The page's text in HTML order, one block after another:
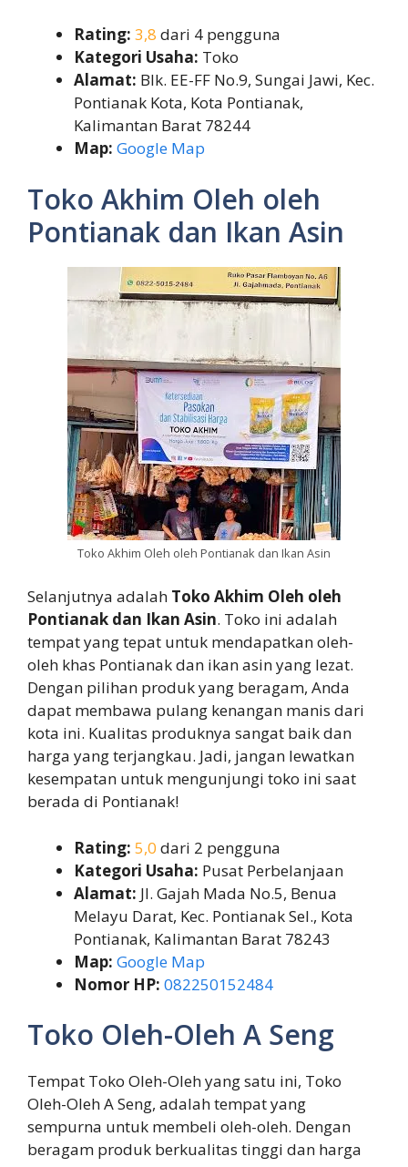
Rating: 3,8 dari 4 pengguna
Kategori Usaha: Toko
Alamat: Blk. EE-FF No.9, Sungai Jawi, Kec.
Pontianak Kota, Kota Pontianak,
Kalimantan Barat 78244
Map: Google Map
Toko Akhim Oleh oleh
Pontianak dan Ikan Asin
Toko Akhim Oleh oleh Pontianak dan Ikan Asin
Selanjutnya adalah Toko Akhim Oleh oleh
Pontianak dan Ikan Asin. Toko ini adalah
tempat yang tepat untuk mendapatkan oleh-
oleh khas Pontianak dan ikan asin yang lezat.
Dengan pilihan produk yang beragam, Anda
dapat membawa pulang kenangan manis dari
kota ini. Kualitas produknya sangat baik dan
harga yang terjangkau. Jadi, jangan lewatkan
kesempatan untuk mengunjungi toko ini saat
berada di Pontianak!
Rating: 5,0 dari 2 pengguna
Kategori Usaha: Pusat Perbelanjaan
Alamat: Jl. Gajah Mada No.5, Benua
Melayu Darat, Kec. Pontianak Sel., Kota
Pontianak, Kalimantan Barat 78243
Map: Google Map
Nomor HP: 082250152484
Toko Oleh-Oleh A Seng
Tempat Toko Oleh-Oleh yang satu ini, Toko
Oleh-Oleh A Seng, adalah tempat yang
sempurna untuk membeli oleh-oleh. Dengan
beragam produk berkualitas tinggi dan harga